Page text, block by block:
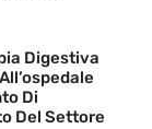
Digestiva
Di
Del Settore